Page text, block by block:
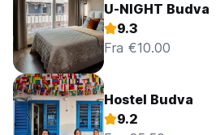
U-NIGHT Budva
9.3
Fra €10.00
Hostel Budva
9.2